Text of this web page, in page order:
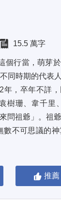
15.5 萬字
行當，萌芽
同時期的代表
，卒年不詳
樹珊、韋千
問祖爺」。祖
不可思議的
推薦